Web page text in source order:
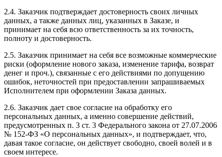
2.4. Заказчик подтверждает достоверность своих личных
данных, а также данных лиц, указанных в Заказе, и
принимает на себя всю ответственность за их точность,
полноту и достоверность.
2.5. Заказчик принимает на себя все возможные коммерческие
риски (оформление нового заказа, изменение тарифа, возврат
денег и проч.), связанные с его действиями по допущению
ошибок, неточностей при предоставлении запрашиваемых
Исполнителем при оформлении Заказа данных.
2.6. Заказчик дает свое согласие на обработку его
персональных данных, а именно совершение действий,
предусмотренных п. 3 ст. 3 Федерального закона от 27.07.2006
№ 152-ФЗ «О персональных данных», и подтверждает, что,
давая такое согласие, он действует свободно, своей волей и в
своем интересе.